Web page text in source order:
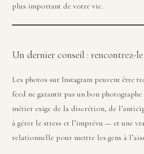
plus important de votre vie.
Un dernier conseil : rencontrez-
Les photos sur Instagram peuvent être
feed ne garantit pas un bon photographe
métier exige de la discrétion, de
à gérer le stress et l’imprévu — et une
relationnelle pour mettre les gens à